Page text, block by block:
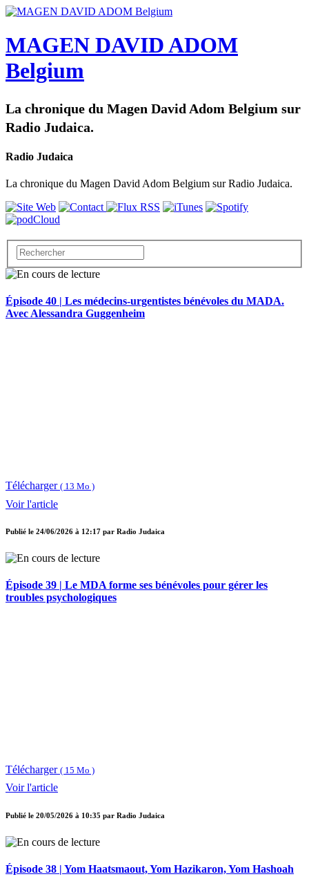
MAGEN DAVID ADOM
Belgium
La chronique du Magen David Adom Belgium sur
Radio Judaica.
Radio Judaica
La chronique du Magen David Adom Belgium sur Radio Judaica.
Épisode 40 | Les médecins-urgentistes bénévoles du MADA.
Avec Alessandra Guggenheim
Télécharger ( 13 Mo )
Voir l'article
Publié le 24/06/2026 à 12:17 par Radio Judaica
Épisode 39 | Le MDA forme ses bénévoles pour gérer les
troubles psychologiques
Télécharger ( 15 Mo )
Voir l'article
Publié le 20/05/2026 à 10:35 par Radio Judaica
Épisode 38 | Yom Haatsmaout, Yom Hazikaron, Yom Hashoah